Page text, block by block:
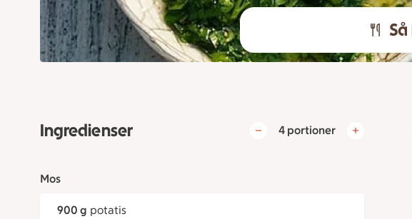
Ingredienser 4 portioner
Mos
900 g potatis